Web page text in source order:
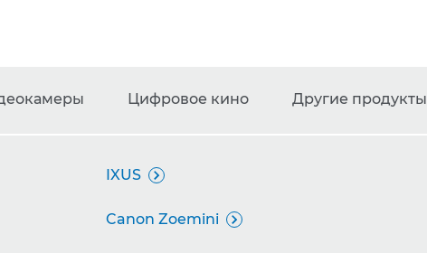
IXUS 
Canon Zoemini 
Цифровое кино Другие продукты